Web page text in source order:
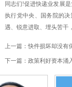
同志们!促进快递业发展
执行党中央、国务院的
遇、锐意进取、埋头苦干
上一篇：快件损坏却没有
下一篇： 政策利好资本涌